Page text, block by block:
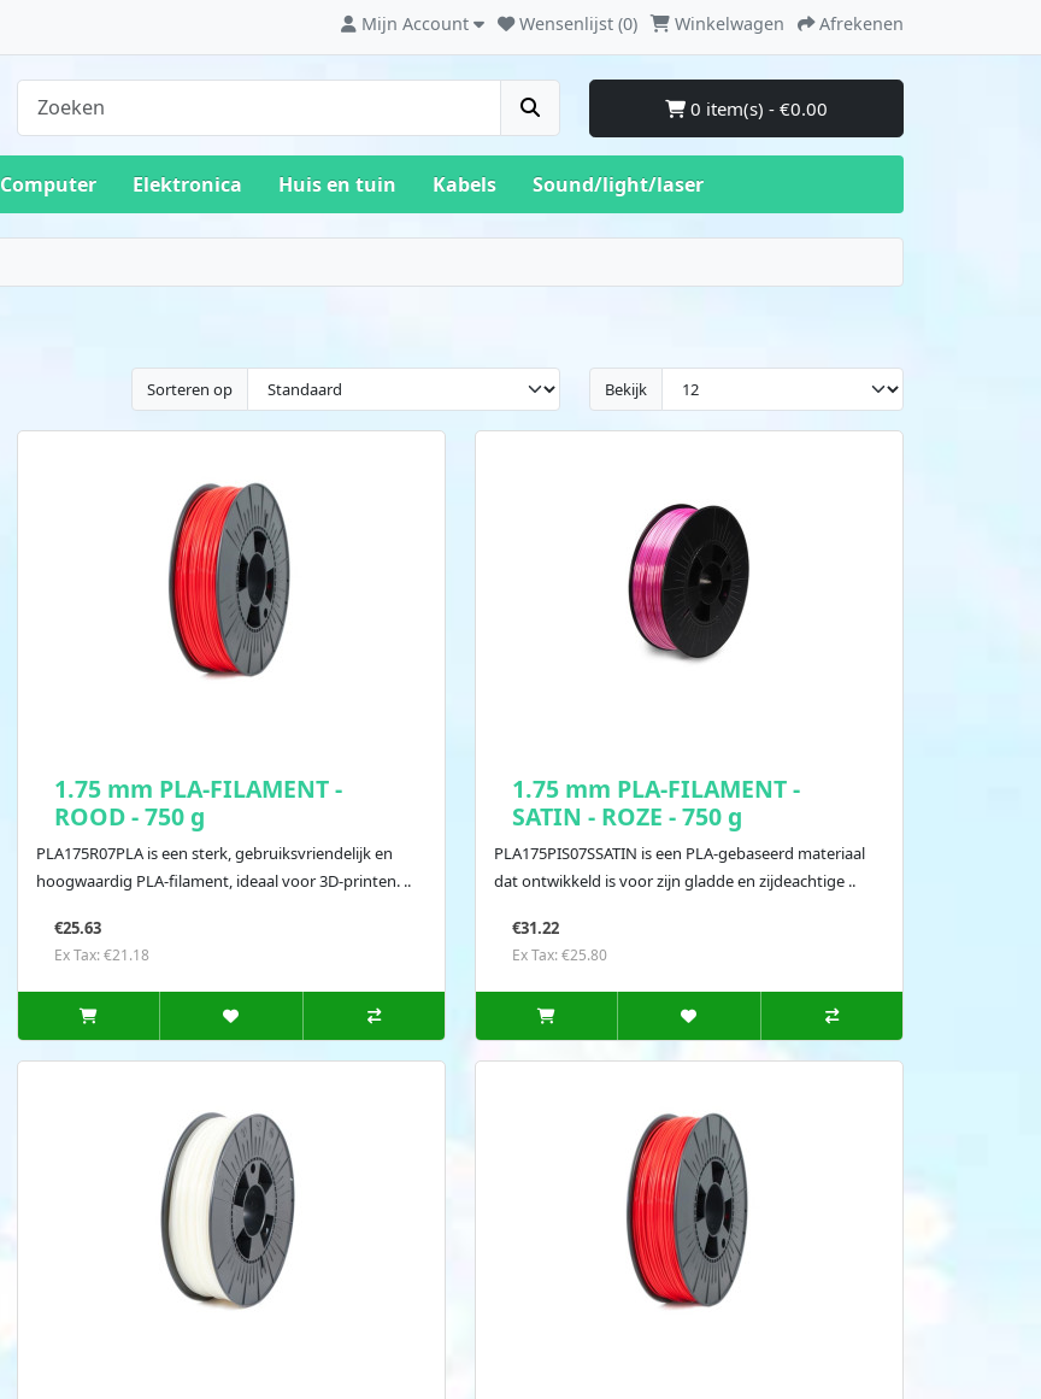
Mijn Account Wensenlijst (0) Winkelwagen Afrekenen
0 item(s) - €0.00
Computer Elektronica Huis en tuin Kabels Sound/light/laser
Sorteren op Bekijk
1.75 mm PLA-FILAMENT -
ROOD - 750 g
PLA175R07PLA is een sterk, gebruiksvriendelijk en
hoogwaardig PLA-filament, ideaal voor 3D-printen. ..
€25.63
Ex Tax: €21.18
1.75 mm PLA-FILAMENT -
SATIN - ROZE - 750 g
PLA175PIS07SSATIN is een PLA-gebaseerd materiaal
dat ontwikkeld is voor zijn gladde en zijdeachtige ..
€31.22
Ex Tax: €25.80